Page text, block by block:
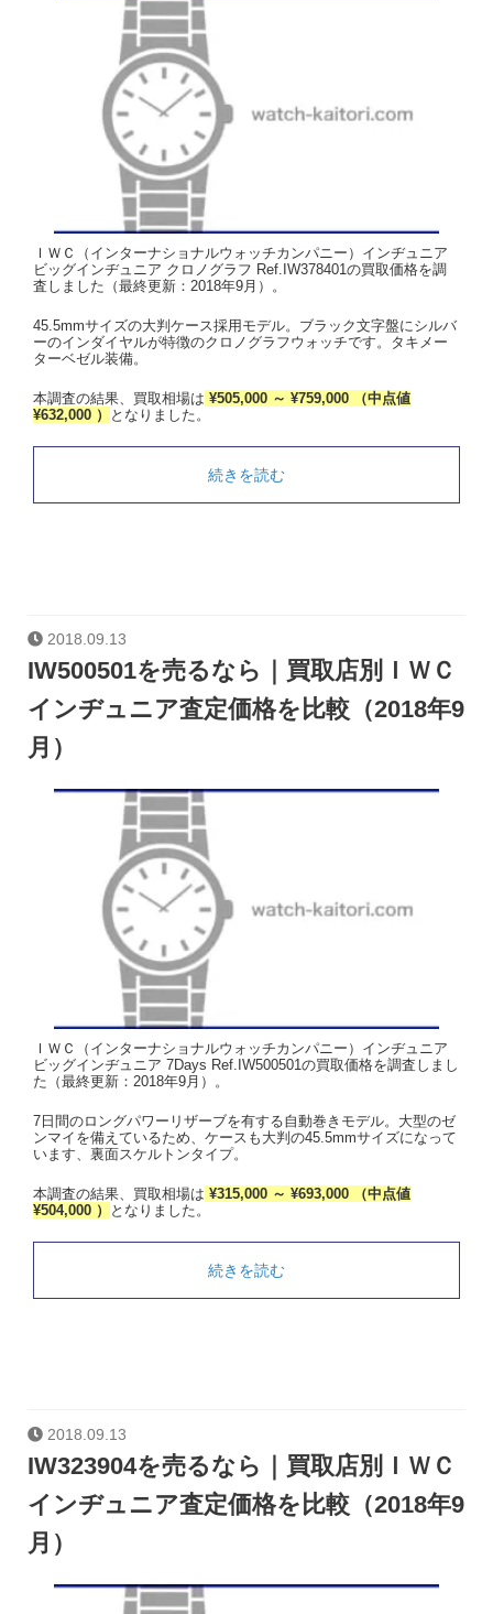
ＩＷＣ（インターナショナルウォッチカンパニー）インヂュニア
ビッグインヂュニア クロノグラフ Ref.IW378401の買取価格を調
査しました（最終更新：2018年9月）。
45.5mmサイズの大判ケース採用モデル。ブラック文字盤にシルバ
ーのインダイヤルが特徴のクロノグラフウォッチです。タキメー
ターベゼル装備。
本調査の結果、買取相場は ¥505,000 ～ ¥759,000 （中点値
¥632,000 ）
となりました。
続きを読む
2018.09.13
IW500501を売るなら｜買取店別ＩＷＣ
インヂュニア査定価格を比較（2018年9
月）
ＩＷＣ（インターナショナルウォッチカンパニー）インヂュニア
ビッグインヂュニア 7Days Ref.IW500501の買取価格を調査しまし
た（最終更新：2018年9月）。
7日間のロングパワーリザーブを有する自動巻きモデル。大型のゼ
ンマイを備えているため、ケースも大判の45.5mmサイズになって
います、裏面スケルトンタイプ。
本調査の結果、買取相場は ¥315,000 ～ ¥693,000 （中点値
¥504,000 ）
となりました。
続きを読む
2018.09.13
IW323904を売るなら｜買取店別ＩＷＣ
インヂュニア査定価格を比較（2018年9
月）